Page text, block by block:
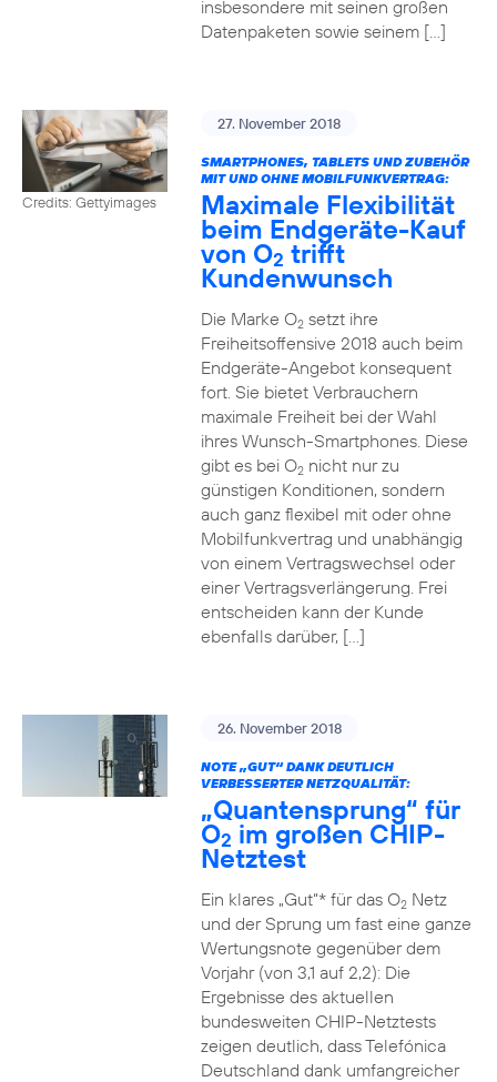
insbesondere mit seinen großen
Datenpaketen sowie seinem […]
Credits: Gettyimages
27. November 2018
SMARTPHONES, TABLETS UND ZUBEHÖR
MIT UND OHNE MOBILFUNKVERTRAG:
Maximale Flexibilität
beim Endgeräte-Kauf
von O2 trifft
Kundenwunsch
Die Marke O2setzt ihre
Freiheitsoffensive 2018 auch beim
Endgeräte-Angebot konsequent
fort. Sie bietet Verbrauchern
maximale Freiheit bei der Wahl
ihres Wunsch-Smartphones. Diese
gibt es bei O2nicht nur zu
günstigen Konditionen, sondern
auch ganz flexibel mit oder ohne
Mobilfunkvertrag und unabhängig
von einem Vertragswechsel oder
einer Vertragsverlängerung. Frei
entscheiden kann der Kunde
ebenfalls darüber, […]
26. November 2018
NOTE „GUT“ DANK DEUTLICH
VERBESSERTER NETZQUALITÄT:
„Quantensprung“ für
O2 im großen CHIP-
Netztest
Ein klares „Gut“* für das O2Netz
und der Sprung um fast eine ganze
Wertungsnote gegenüber dem
Vorjahr (von 3,1 auf 2,2): Die
Ergebnisse des aktuellen
bundesweiten CHIP-Netztests
zeigen deutlich, dass Telefónica
Deutschland dank umfangreicher